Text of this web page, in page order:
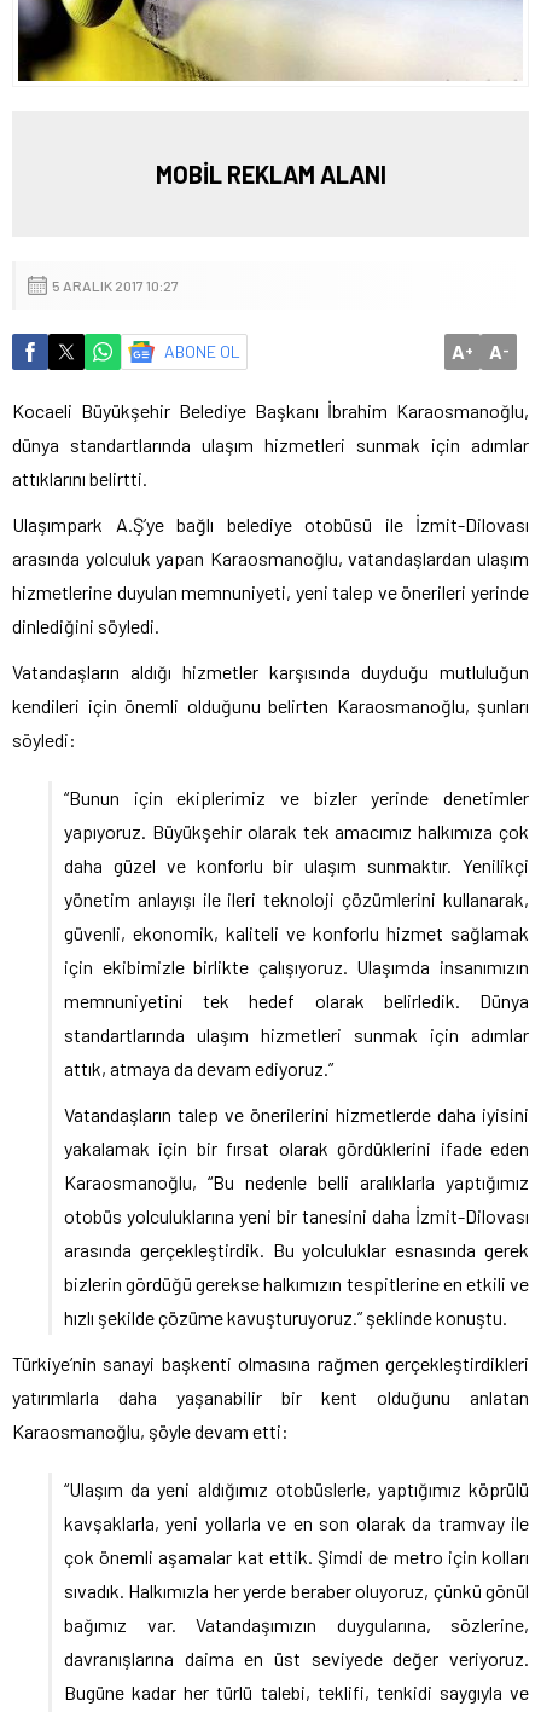
MOBİL REKLAM ALANI
5 ARALIK 2017 10:27
ABONE OL A+ A-
Kocaeli Büyükşehir Belediye Başkanı İbrahim Karaosmanoğlu,
dünya standartlarında ulaşım hizmetleri sunmak için adımlar
attıklarını belirtti.
Ulaşımpark A.Ş’ye bağlı belediye otobüsü ile İzmit-Dilovası
arasında yolculuk yapan Karaosmanoğlu, vatandaşlardan ulaşım
hizmetlerine duyulan memnuniyeti, yeni talep ve önerileri yerinde
dinlediğini söyledi.
Vatandaşların aldığı hizmetler karşısında duyduğu mutluluğun
kendileri için önemli olduğunu belirten Karaosmanoğlu, şunları
söyledi:
“Bunun için ekiplerimiz ve bizler yerinde denetimler
yapıyoruz. Büyükşehir olarak tek amacımız halkımıza çok
daha güzel ve konforlu bir ulaşım sunmaktır. Yenilikçi
yönetim anlayışı ile ileri teknoloji çözümlerini kullanarak,
güvenli, ekonomik, kaliteli ve konforlu hizmet sağlamak
için ekibimizle birlikte çalışıyoruz. Ulaşımda insanımızın
memnuniyetini tek hedef olarak belirledik. Dünya
standartlarında ulaşım hizmetleri sunmak için adımlar
attık, atmaya da devam ediyoruz.”
Vatandaşların talep ve önerilerini hizmetlerde daha iyisini
yakalamak için bir fırsat olarak gördüklerini ifade eden
Karaosmanoğlu, “Bu nedenle belli aralıklarla yaptığımız
otobüs yolculuklarına yeni bir tanesini daha İzmit-Dilovası
arasında gerçekleştirdik. Bu yolculuklar esnasında gerek
bizlerin gördüğü gerekse halkımızın tespitlerine en etkili ve
hızlı şekilde çözüme kavuşturuyoruz.” şeklinde konuştu.
Türkiye’nin sanayi başkenti olmasına rağmen gerçekleştirdikleri
yatırımlarla daha yaşanabilir bir kent olduğunu anlatan
Karaosmanoğlu, şöyle devam etti:
“Ulaşım da yeni aldığımız otobüslerle, yaptığımız köprülü
kavşaklarla, yeni yollarla ve en son olarak da tramvay ile
çok önemli aşamalar kat ettik. Şimdi de metro için kolları
sıvadık. Halkımızla her yerde beraber oluyoruz, çünkü gönül
bağımız var. Vatandaşımızın duygularına, sözlerine,
davranışlarına daima en üst seviyede değer veriyoruz.
Bugüne kadar her türlü talebi, teklifi, tenkidi saygıyla ve